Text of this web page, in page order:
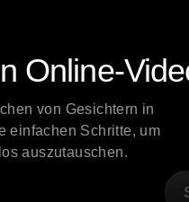
Online-
von Gesichtern in
einfachen Schritte, um
auszutauschen.